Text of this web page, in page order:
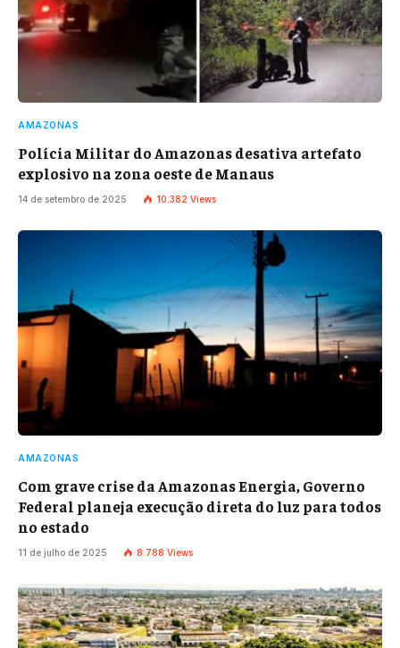
AMAZONAS
Polícia Militar do Amazonas desativa artefato
explosivo na zona oeste de Manaus
14 de setembro de 2025 10.382 Views
AMAZONAS
Com grave crise da Amazonas Energia, Governo
Federal planeja execução direta do luz para todos
no estado
11 de julho de 2025 8.788 Views